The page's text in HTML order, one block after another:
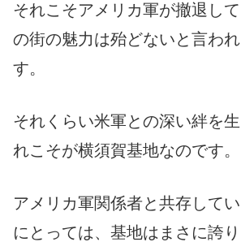
それこそアメリカ軍が撤退し
の街の魅力は殆どないと言わ
す。
それくらい米軍との深い絆を
れこそが横須賀基地なのです。
アメリカ軍関係者と共存して
にとっては、基地はまさに誇